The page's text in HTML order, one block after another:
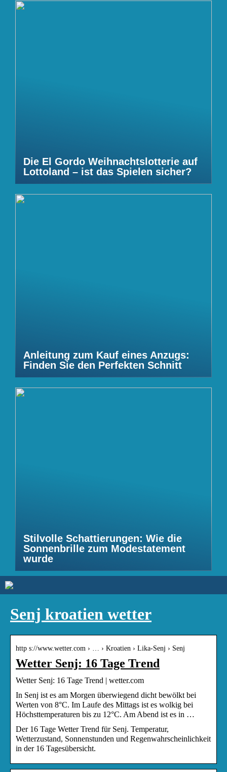
Die El Gordo Weihnachtslotterie auf
Lottoland – ist das Spielen sicher?
Anleitung zum Kauf eines Anzugs:
Finden Sie den Perfekten Schnitt
Stilvolle Schattierungen: Wie die
Sonnenbrille zum Modestatement
wurde
Senj kroatien wetter
http s://www.wetter.com › … › Kroatien › Lika-Senj › Senj
Wetter Senj: 16 Tage Trend
Wetter Senj: 16 Tage Trend | wetter.com
In Senj ist es am Morgen überwiegend dicht bewölkt bei
Werten von 8°C. Im Laufe des Mittags ist es wolkig bei
Höchsttemperaturen bis zu 12°C. Am Abend ist es in …
Der 16 Tage Wetter Trend für Senj. Temperatur,
Wetterzustand, Sonnenstunden und Regenwahrscheinlichkeit
in der 16 Tagesübersicht.